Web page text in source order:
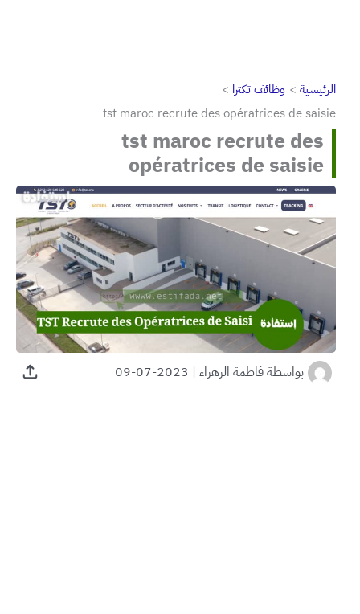
الرئيسية
وظائف تكترا
tst maroc recrute des opératrices de saisie
tst maroc recrute des
opératrices de saisie
بواسطةفاطمة الزهراء |
2023-07-09